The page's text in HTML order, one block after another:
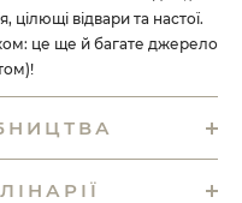
відвари та настої.
це ще й багате джерело